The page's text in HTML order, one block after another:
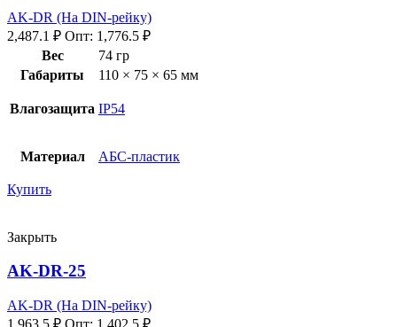
AK-DR (На DIN-рейку)
2,487.1 ₽ Опт: 1,776.5 ₽
Вес
74 гр
Габариты
110 × 75 × 65 мм
Влагозащита IP54
Материал АБС-пластик
Купить
Закрыть
AK-DR-25
AK-DR (На DIN-рейку)
1,963.5 ₽ Опт: 1,402.5 ₽